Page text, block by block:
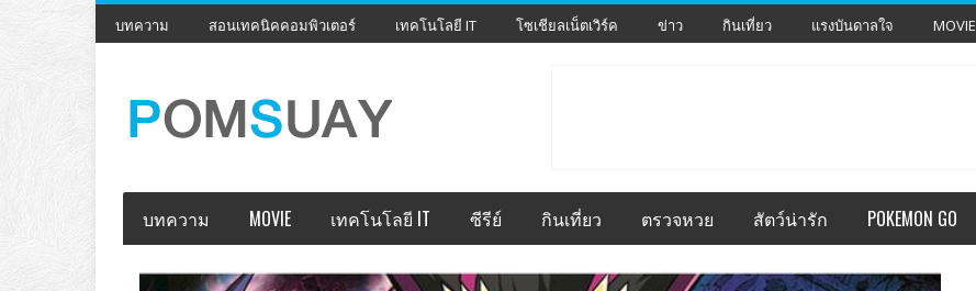
บทความ สอนเทคนิคคอมพิวเตอร์ เทคโนโลยี IT โซเชียลเน็ตเวิร์ค ข่าว กินเที่ยว แรงบันดาลใจ MOVIE
บทความ MOVIE เทคโนโลยี IT ซีรีย์ กินเที่ยว ตรวจหวย สัตว์น่ารัก POKEMON GO